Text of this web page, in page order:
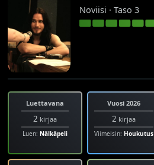
Noviisi · Taso 3
Luettavana
2 kirjaa
Luen: Nälkäpeli
Vuosi 2026
2 kirjaa
Viimeisin: Houkutus